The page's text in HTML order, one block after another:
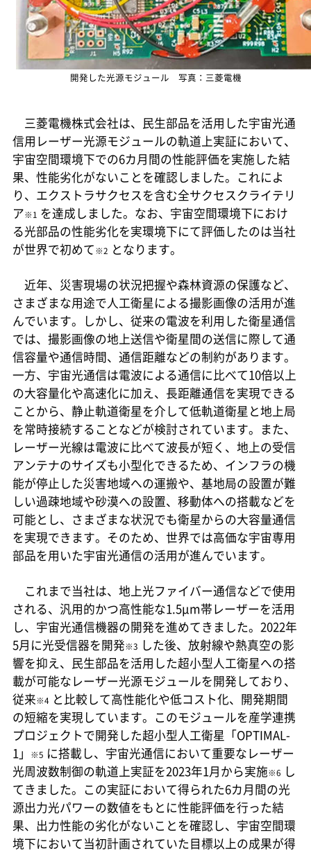
開発した光源モジュール 写真：三菱電機
三菱電機株式会社は、民生部品を活用した宇宙光通
信用レーザー光源モジュールの軌道上実証において、
宇宙空間環境下での6カ月間の性能評価を実施した結
果、性能劣化がないことを確認しました。これによ
り、エクストラサクセスを含む全サクセスクライテリ
ア※1 を達成しました。なお、宇宙空間環境下におけ
る光部品の性能劣化を実環境下にて評価したのは当社
が世界で初めて※2 となります。
近年、災害現場の状況把握や森林資源の保護など、
さまざまな用途で人工衛星による撮影画像の活用が進
んでいます。しかし、従来の電波を利用した衛星通信
では、撮影画像の地上送信や衛星間の送信に際して通
信容量や通信時間、通信距離などの制約があります。
一方、宇宙光通信は電波による通信に比べて10倍以上
の大容量化や高速化に加え、長距離通信を実現できる
ことから、静止軌道衛星を介して低軌道衛星と地上局
を常時接続することなどが検討されています。また、
レーザー光線は電波に比べて波長が短く、地上の受信
アンテナのサイズも小型化できるため、インフラの機
能が停止した災害地域への運搬や、基地局の設置が難
しい過疎地域や砂漠への設置、移動体への搭載などを
可能とし、さまざまな状況でも衛星からの大容量通信
を実現できます。そのため、世界では高価な宇宙専用
部品を用いた宇宙光通信の活用が進んでいます。
これまで当社は、地上光ファイバー通信などで使用
される、汎用的かつ高性能な1.5μm帯レーザーを活用
し、宇宙光通信機器の開発を進めてきました。2022年
5月に光受信器を開発※3 した後、放射線や熱真空の影
響を抑え、民生部品を活用した超小型人工衛星への搭
載が可能なレーザー光源モジュールを開発しており、
従来※4 と比較して高性能化や低コスト化、開発期間
の短縮を実現しています。このモジュールを産学連携
プロジェクトで開発した超小型人工衛星「OPTIMAL-
1」
※5 に搭載し、宇宙光通信において重要なレーザー
光周波数制御の軌道上実証を2023年1月から実施※6 し
てきました。この実証において得られた6カ月間の光
源出力光パワーの数値をもとに性能評価を行った結
果、出力性能の劣化がないことを確認し、宇宙空間環
境下において当初計画されていた目標以上の成果が得